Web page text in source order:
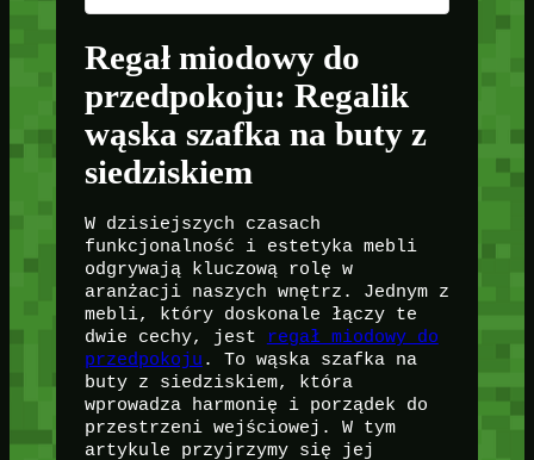
Regał miodowy do
przedpokoju: Regalik
wąska szafka na buty z
siedziskiem
W dzisiejszych czasach
funkcjonalność i estetyka mebli
odgrywają kluczową rolę w
aranżacji naszych wnętrz. Jednym z
mebli, który doskonale łączy te
dwie cechy, jest regał miodowy do
przedpokoju . To wąska szafka na
buty z siedziskiem, która
wprowadza harmonię i porządek do
przestrzeni wejściowej. W tym
artykule przyjrzymy się jej